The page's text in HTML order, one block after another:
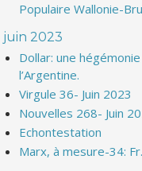
Populaire Wallonie-
juin 2023
Dollar: une
l’Argentine.
Virgule 36- Juin 2023
Nouvelles 268- Juin
Echontestation
Marx, à mesure-34: